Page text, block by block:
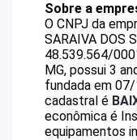
Sobre a
O CNPJ da
SARAIVA DOS
48.539.564/
MG, possui 3
fundada em
cadastral é
econômica é
equipamentos